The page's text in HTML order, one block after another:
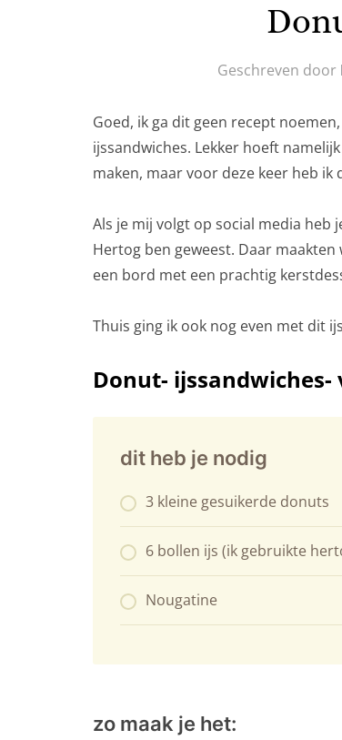
Geschreven door
Goed, ik ga dit geen recept
ijssandwiches. Lekker hoeft
maken, maar voor deze keer heb ik
Als je mij volgt op social media heb
Hertog ben geweest. Daar
een bord met een prachtig
Thuis ging ik ook nog even met dit
Donut- ijssandwiches-
dit heb je nodig
3 kleine gesuikerde donuts
6 bollen ijs (ik gebruikte
Nougatine
zo maak je het: